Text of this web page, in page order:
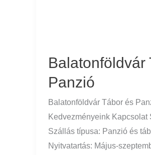
Balatonföldvár
Panzió
Balatonföldvár Tábor és
Kedvezményeink Kapcsolat
Szállás típusa: Panzió és
Nyitvatartás: Május-